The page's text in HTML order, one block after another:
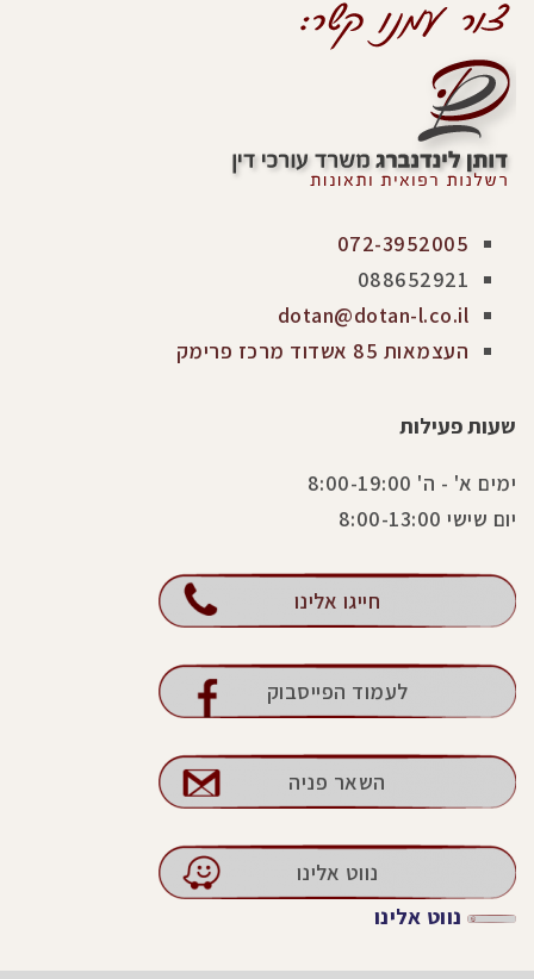
072-3952005
088652921
dotan@dotan-l.co.il
העצמאות 85 אשדוד מרכז פרימק
שעות פעילות
ימים א' - ה' 8:00-19:00
יום שישי 8:00-13:00
חייגו אלינו
לעמוד הפייסבוק
השאר פניה
נווט אלינו
נווט אלינו